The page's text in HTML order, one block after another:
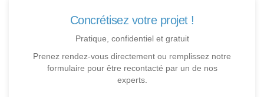
Concrétisez votre projet !
Pratique, confidentiel et gratuit
Prenez rendez-vous directement ou remplissez notre
formulaire pour être recontacté par un de nos
experts.